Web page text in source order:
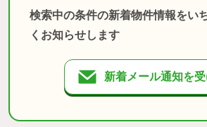
検索中の条件の新着物件情報をい
くお知らせします
新着メール通知を